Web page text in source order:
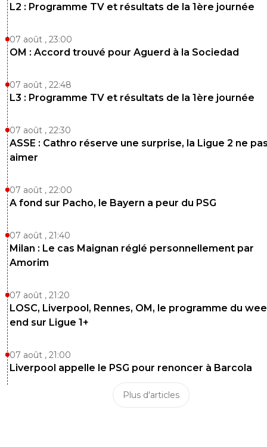
L2 : Programme TV et résultats de la 1ère journée
07 août , 23:00
OM : Accord trouvé pour Aguerd à la Sociedad
07 août , 22:48
L3 : Programme TV et résultats de la 1ère journée
07 août , 22:30
ASSE : Cathro réserve une surprise, la Ligue 2 ne
aimer
07 août , 22:00
A fond sur Pacho, le Bayern a peur du PSG
07 août , 21:40
Milan : Le cas Maignan réglé personnellement par
Amorim
07 août , 21:20
LOSC, Liverpool, Rennes, OM, le programme du
end sur Ligue 1+
07 août , 21:00
Liverpool appelle le PSG pour renoncer à Barcola
Plus d'articles